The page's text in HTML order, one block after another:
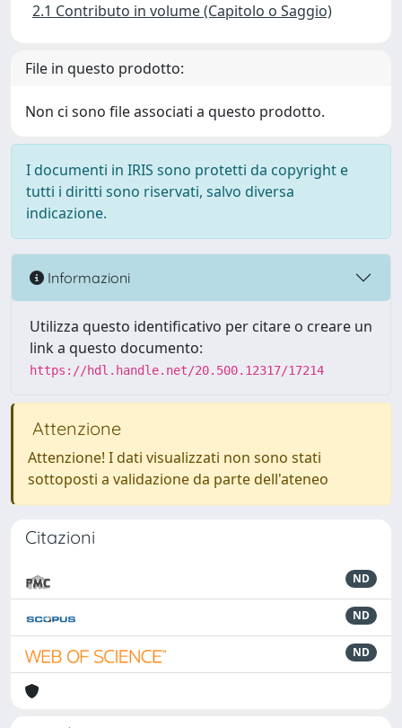
2.1 Contributo in volume (Capitolo o Saggio)
File in questo prodotto:
Non ci sono file associati a questo prodotto.
I documenti in IRIS sono protetti da copyright e
tutti i diritti sono riservati, salvo diversa
indicazione.
Informazioni
Utilizza questo identificativo per citare o creare un
link a questo documento:
https://hdl.handle.net/20.500.12317/17214
Attenzione
Attenzione! I dati visualizzati non sono stati
sottoposti a validazione da parte dell'ateneo
Citazioni
ND
ND
ND